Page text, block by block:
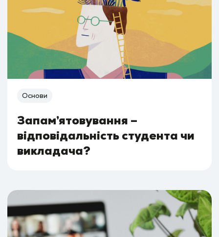
Основи
Запам’ятовування –
відповідальність студента чи
викладача?